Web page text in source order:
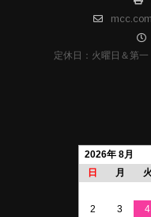
定休日：火曜日＆第
2026年 8月
日
月 火
2
3 4